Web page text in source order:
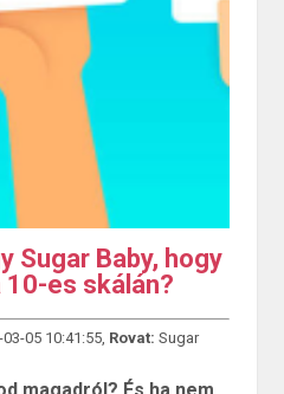
Sugar Baby, hogy
10-es skálán?
05 10:41:55, Rovat: Sugar